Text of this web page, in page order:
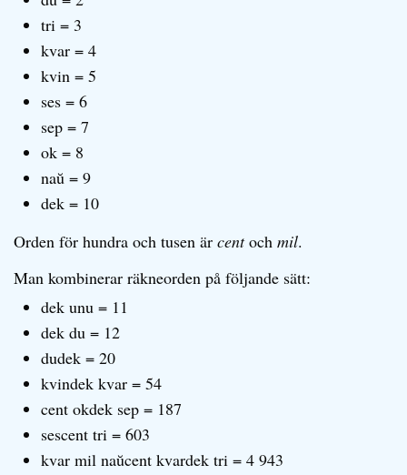
tri = 3
kvar = 4
kvin = 5
ses = 6
sep = 7
ok = 8
naŭ = 9
dek = 10
Orden för hundra och tusen är centoch mil.
Man kombinerar räkneorden på följande sätt:
dek unu = 11
dek du = 12
dudek = 20
kvindek kvar = 54
cent okdek sep = 187
sescent tri = 603
kvar mil naŭcent kvardek tri = 4 943